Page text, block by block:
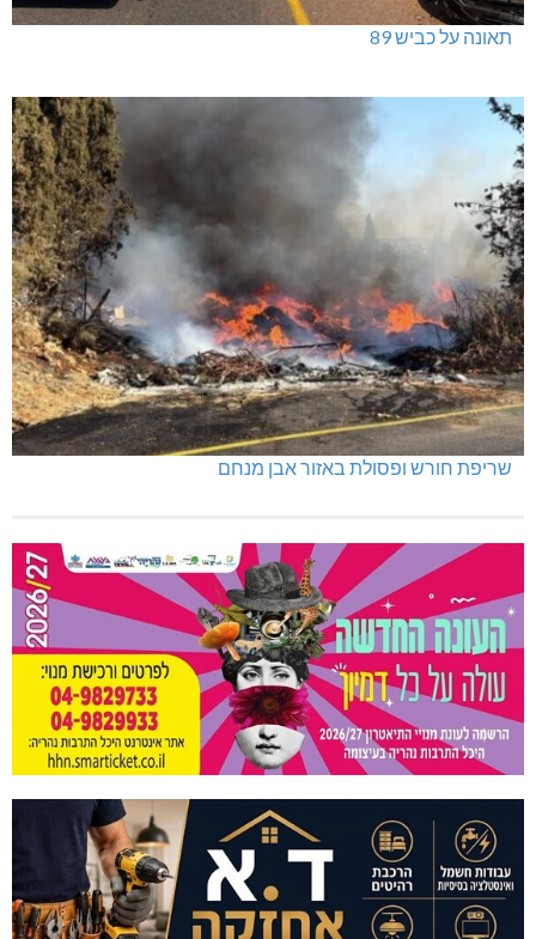
תאונה על כביש 89
שריפת חורש ופסולת באזור אבן מנחם